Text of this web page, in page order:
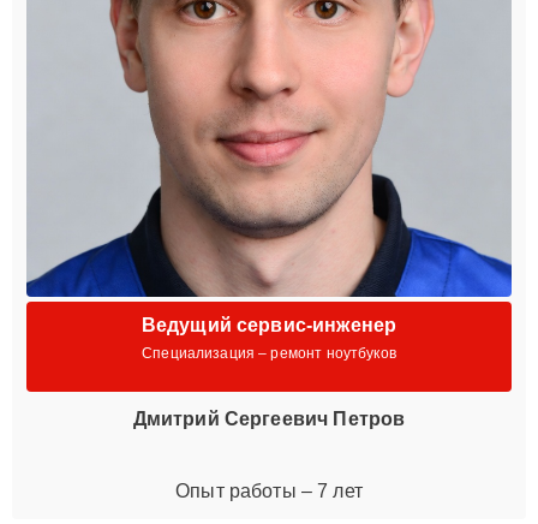
Ведущий сервис-инженер
Специализация – ремонт ноутбуков
Дмитрий Сергеевич Петров
Опыт работы – 7 лет